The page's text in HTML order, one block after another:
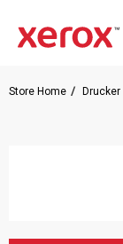
Store Home Drucker